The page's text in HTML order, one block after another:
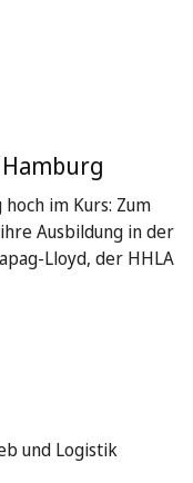
im Kurs: Zum
Ausbildung in der
Lloyd, der HHLA
und Logistik